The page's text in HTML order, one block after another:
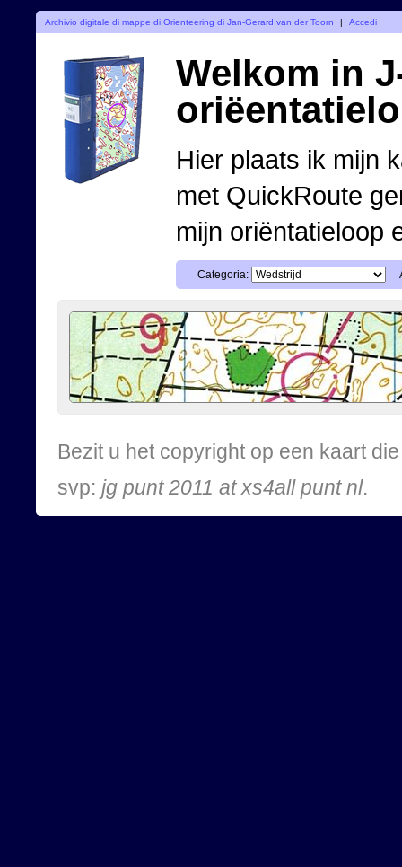
Archivio digitale di mappe di Orienteering di Jan-Gerard van der Toorn | Accedi
Welkom in
Hier plaats ik mijn
met QuickRoute
mijn oriëntatieloop
Categoria:
Bezit u het copyright op een kaart
svp: jg punt 2011 at xs4all punt nl.